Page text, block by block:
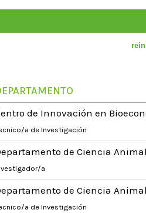
de Innovación en
a de Investigación
de Ciencia Animal
a
de Ciencia Animal
a de Investigación